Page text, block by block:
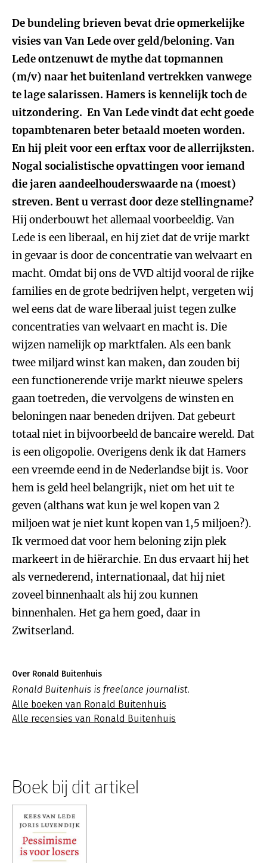
De bundeling brieven bevat drie opmerkelijke
visies van Van Lede over geld/beloning. Van
Lede ontzenuwt de mythe dat topmannen
(m/v) naar het buitenland vertrekken vanwege
te lage salarissen. Hamers is kennelijk toch de
uitzondering. En Van Lede vindt dat echt goede
topambtenaren beter betaald moeten worden.
En hij pleit voor een erftax voor de allerrijksten.
Nogal socialistische opvattingen voor iemand
die jaren aandeelhouderswaarde na (moest)
streven. Bent u verrast door deze stellingname?
Hij onderbouwt het allemaal voorbeeldig. Van
Lede is een liberaal, en hij ziet dat de vrije markt
in gevaar is door de concentratie van welvaart en
macht. Omdat bij ons de VVD altijd vooral de rijke
families en de grote bedrijven helpt, vergeten wij
wel eens dat de ware liberaal juist tegen zulke
concentraties van welvaart en macht is. Die
wijzen namelijk op marktfalen. Als een bank
twee miljard winst kan maken, dan zouden bij
een functionerende vrije markt nieuwe spelers
gaan toetreden, die vervolgens de winsten en
beloningen naar beneden drijven. Dat gebeurt
totaal niet in bijvoorbeeld de bancaire wereld. Dat
is een oligopolie. Overigens denk ik dat Hamers
een vreemde eend in de Nederlandse bijt is. Voor
hem is geld heel belangrijk, niet om het uit te
geven (althans wat kun je wel kopen van 2
miljoen wat je niet kunt kopen van 1,5 miljoen?).
Ik vermoed dat voor hem beloning zijn plek
markeert in de hiërarchie. En dus ervaart hij het
als vernederend, internationaal, dat hij niet
zoveel binnenhaalt als hij zou kunnen
binnenhalen. Het ga hem goed, daar in
Zwitserland.
Over Ronald Buitenhuis
Ronald Buitenhuis is freelance journalist.
Alle boeken van Ronald Buitenhuis
Alle recensies van Ronald Buitenhuis
Boek bij dit artikel